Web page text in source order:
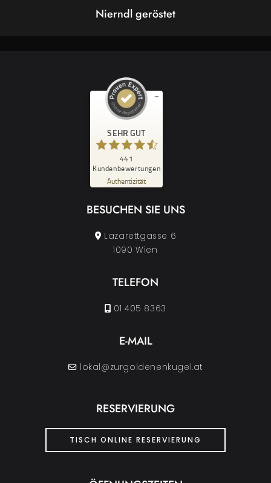
Nierndl geröstet
SEHR GUT
441
Kundenbewertungen
Authentizität
Kundenbewertungen und Erfahrungen zu
Empfehlungen auf
ProvenExpert.com
SEHR GUT
29
ProvenExpert.com
412
3 anderen Quellen
BESUCHEN SIE UNS
Lazarettgasse 6
1090 Wien
TELEFON
01 405 8363
E-MAIL
lokal@zurgoldenenkugel.at
RESERVIERUNG
TISCH ONLINE RESERVIERUNG